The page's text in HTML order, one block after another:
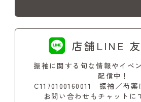
店舗LINE
振袖に関する旬な情報やイベ
配信中！
C1170100160011 振袖／芍薬
お問い合わせもチャットに